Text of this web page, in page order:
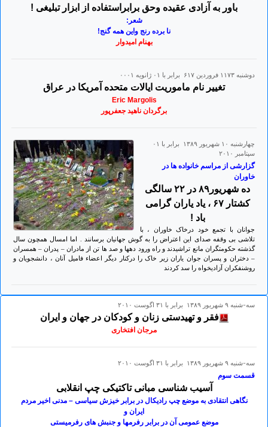
باور به آزادی عقیده وحق برابراستفاده از ابزار تبلیغی !
شعر:
نا برده رنج واین همه گنج!
بهنام امیدوار
دوشنبه ۱۱۷۳ فروردين ۶۱۷ برابر با ۰۱ ژانويه ۰۰۰۱
تغییر نام ماموریت ایالات متحده آمریکا در عراق
Eric Margolis
برگردان ناهید جعفرپور
چهارشنبه ۱۰ شهريور ۱۳۸۹ برابر با ۰۱
سپتامبر ۲۰۱۰
گزارشی از مراسم خانواده ها در
خاوران
ده شهریور۸۹ در ۲۲ سالگی
کشتار ۶۷ ، یاد یاران گرامی
باد !
جوانان با تجمع خود درخاک خاوران ، با
تلاشی بی وقفه صدای این اعتراض را به گوش جهانیان برسانند . اما امسال همچون سال
گذشته حکومتگران مانع تراشیدند و راه ورود دهها و صد ها تن از مادران – پدران – همسران
– دختران و پسران جوان یاران زیر خاک را درکنار دیگر اعضاء فامیل آنان ، دانشجویان و
روشنفکران آزادیخواه را سد کردند
سه-شنبه ۹ شهريور ۱۳۸۹ برابر با ۳۱ اگوست ۲۰۱۰
فقر و تهیدستی زنان و کودکان در جهان و ایران
مرجان افتخاری
سه-شنبه ۹ شهريور ۱۳۸۹ برابر با ۳۱ اگوست ۲۰۱۰
قسمت سوم
آسیب شناسی مبانی تاکتیکی چپ انقلابی
نگاهی انتقادی به موضع چپ رادیکال در برابر خیزش سیاسی – مدنی اخیر مردم
ایران و
موضع عمومی آن در برابر رفرمها و جنبش های رفرمیستی